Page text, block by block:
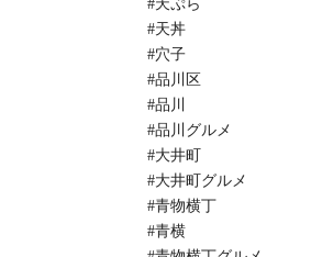
#天ぷら
#天丼
#穴子
#品川区
#品川
#品川グルメ
#大井町
#大井町グルメ
#青物横丁
#青横